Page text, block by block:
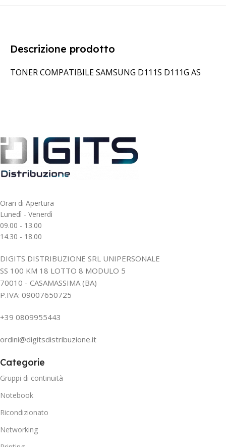
Descrizione prodotto
TONER COMPATIBILE SAMSUNG D111S D111G AS
Orari di Apertura
Lunedì - Venerdì
09.00 - 13.00
14.30 - 18.00
DIGITS DISTRIBUZIONE SRL UNIPERSONALE
SS 100 KM 18 LOTTO 8 MODULO 5
70010 - CASAMASSIMA (BA)
P.IVA: 09007650725
+39 0809955443
ordini@digitsdistribuzione.it
Categorie
Gruppi di continuità
Notebook
Ricondizionato
Networking